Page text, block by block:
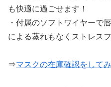
も快適に過ごせます！
・付属のソフトワイヤーで
による蒸れもなくストレス
⇒マスクの在庫確認をして